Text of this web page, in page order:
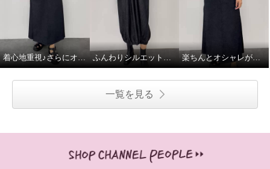
着心地重視♪さらにオシャレ感あり ふんわりシルエットで、デニムがやさしく見える♪ 楽ちんとオシャレが同時に叶う♪
一覧を見る